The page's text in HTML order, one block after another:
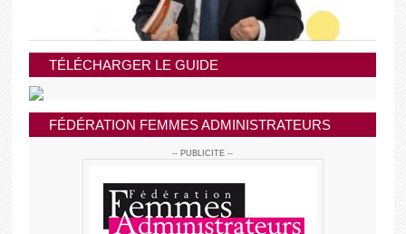
TÉLÉCHARGER LE GUIDE
FÉDÉRATION FEMMES ADMINISTRATEURS
-- PUBLICITE --